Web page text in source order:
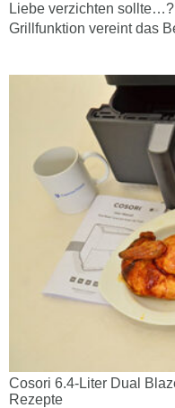
Liebe verzichten
Grillfunktion vereint das
Cosori 6.4-Liter Dual
Rezepte